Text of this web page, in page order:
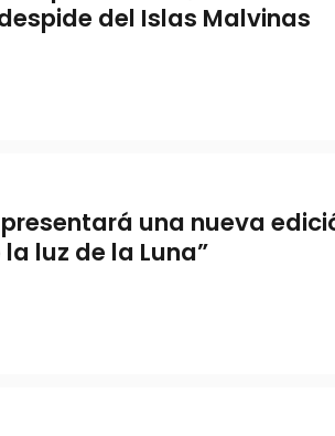
del Islas Malvinas
una nueva
luz de la Luna”